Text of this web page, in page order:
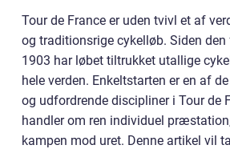
Tour de France er uden tvivl et af
og traditionsrige cykelløb. Siden
1903 har løbet tiltrukket utallige
hele verden. Enkeltstarten er en af
og udfordrende discipliner i Tour de
handler om ren individuel
kampen mod uret. Denne artikel vil